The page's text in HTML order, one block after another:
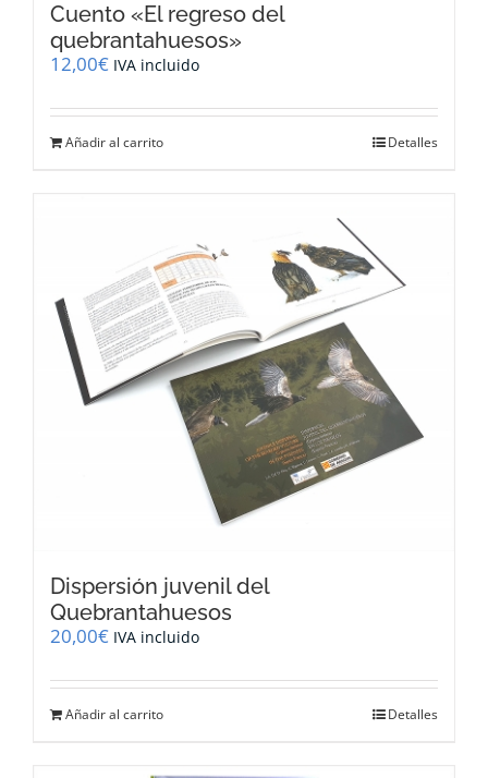
Cuento «El regreso del
quebrantahuesos»
12,00€ IVA incluido
Añadir al carrito Detalles
Dispersión juvenil del
Quebrantahuesos
20,00€ IVA incluido
Añadir al carrito Detalles